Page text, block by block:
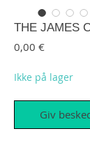
THE JAMES
0,00 €Pris
Ikke på lager
Giv